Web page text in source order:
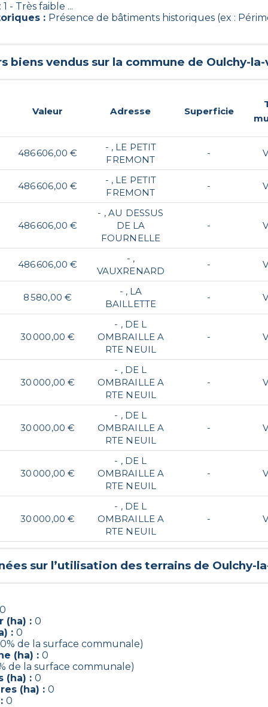
1 - Très faible ...
: Présence de bâtiments historiques (ex :
biens vendus sur la commune de Oulchy-
Valeur Adresse Superficie
486 606,00 €
- , LE PETIT
FREMONT
-
486 606,00 €
- , LE PETIT
FREMONT
-
486 606,00 €
- , AU DESSUS
DE LA
FOURNELLE
-
486 606,00 €
- ,
VAUXRENARD
-
8 580,00 €
- , LA
BAILLETTE
-
30 000,00 €
- , DE L
OMBRAILLE A
RTE NEUIL
-
30 000,00 €
- , DE L
OMBRAILLE A
RTE NEUIL
-
30 000,00 €
- , DE L
OMBRAILLE A
RTE NEUIL
-
30 000,00 €
- , DE L
OMBRAILLE A
RTE NEUIL
-
30 000,00 €
- , DE L
OMBRAILLE A
RTE NEUIL
-
sur l’utilisation des terrains de Oulchy-
(ha) : 0
: 0
de la surface communale)
(ha) : 0
de la surface communale)
(ha) : 0
(ha) : 0
0